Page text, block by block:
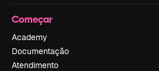
Começar
Academy
Documentação
Atendimento